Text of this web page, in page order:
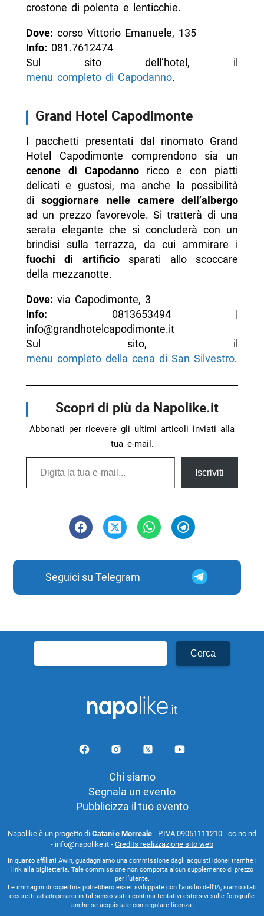
crostone di polenta e lenticchie.
Dove: corso Vittorio Emanuele, 135
Info: 081.7612474
Sul sito dell’hotel, il
menu completo di Capodanno.
Grand Hotel Capodimonte
I pacchetti presentati dal rinomato Grand
Hotel Capodimonte comprendono sia un
cenone di Capodannoricco e con piatti
delicati e gustosi, ma anche la possibilità
disoggiornare nelle camere dell’albergo
ad un prezzo favorevole. Si tratterà di una
serata elegante che si concluderà con un
brindisi sulla terrazza, da cui ammirare i
fuochi di artificiosparati allo scoccare
della mezzanotte.
Dove: via Capodimonte, 3
Info: 0813653494 |
info@grandhotelcapodimonte.it
Sul sito, il
menu completo della cena di San Silvestro.
Scopri di più da Napolike.it
Abbonati per ricevere gli ultimi articoli inviati alla
tua e-mail.
Digita la tua e-mail...
Iscriviti
Seguici su Telegram
per:
Chi siamo
Segnala un evento
Pubblicizza il tuo evento
Napolike è un progetto di Catani e Morreale - P.IVA 09051111210 - cc nc nd
- info@napolike.it - Credits realizzazione sito web
In quanto affiliati Awin, guadagniamo una commissione dagli acquisti idonei tramite i
link alla biglietteria. Tale commissione non comporta alcun supplemento di prezzo
per l’utente.
Le immagini di copertina potrebbero esser sviluppate con l'ausilio dell'IA, siamo stati
costretti ad adoperarci in tal senso visti i continui tentativi estorsivi sulle fotografie
anche se acquistate con regolare licenza.